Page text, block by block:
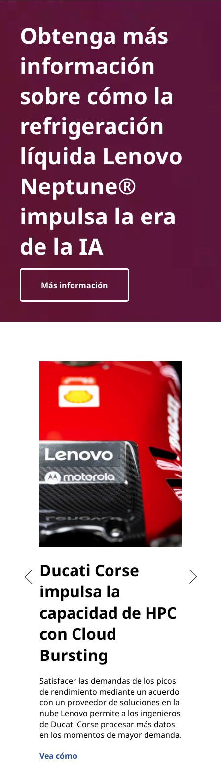
Obtenga más
información
sobre cómo la
refrigeración
líquida Lenovo
Neptune®
impulsa la era
de la IA
Más información
Ducati Corse
impulsa la
capacidad de HPC
con Cloud
Bursting
Satisfacer las demandas de los picos
de rendimiento mediante un acuerdo
con un proveedor de soluciones en la
nube Lenovo permite a los ingenieros
de Ducati Corse procesar más datos
en los momentos de mayor demanda.
Vea cómo